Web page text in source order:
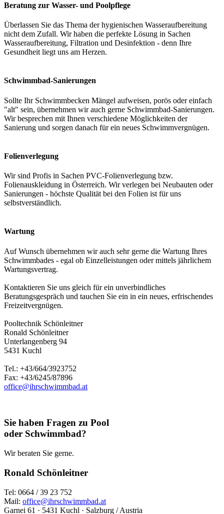
Beratung zur Wasser- und Poolpflege
Überlassen Sie das Thema der hygienischen Wasseraufbereitung
nicht dem Zufall. Wir haben die perfekte Lösung in Sachen
Wasseraufbereitung, Filtration und Desinfektion - denn Ihre
Gesundheit liegt uns am Herzen.
Schwimmbad-Sanierungen
Sollte Ihr Schwimmbecken Mängel aufweisen, porös oder einfach
"alt" sein, übernehmen wir auch gerne Schwimmbad-Sanierungen.
Wir besprechen mit Ihnen verschiedene Möglichkeiten der
Sanierung und sorgen danach für ein neues Schwimmvergnügen.
Folienverlegung
Wir sind Profis in Sachen PVC-Folienverlegung bzw.
Folienauskleidung in Österreich. Wir verlegen bei Neubauten oder
Sanierungen - höchste Qualität bei den Folien ist für uns
selbstverständlich.
Wartung
Auf Wunsch übernehmen wir auch sehr gerne die Wartung Ihres
Schwimmbades - egal ob Einzelleistungen oder mittels jährlichem
Wartungsvertrag.
Kontaktieren Sie uns gleich für ein unverbindliches
Beratungsgespräch und tauchen Sie ein in ein neues, erfrischendes
Freizeitvergnügen.
Pooltechnik Schönleitner
Ronald Schönleitner
Unterlangenberg 94
5431 Kuchl
Tel.: +43/664/3923752
Fax: +43/6245/87896
office@ihrschwimmbad.at
Sie haben Fragen zu Pool
oder Schwimmbad?
Wir beraten Sie gerne.
Ronald Schönleitner
Tel: 0664 / 39 23 752
Mail: office@ihrschwimmbad.at
Garnei 61 · 5431 Kuchl · Salzburg / Austria